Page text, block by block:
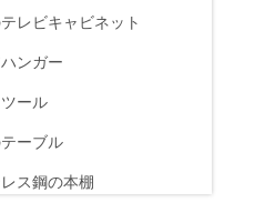
レビキャビネット
ンガー
ール
ーブル
ス鋼の本棚